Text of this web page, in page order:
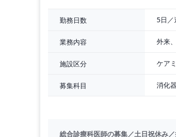
勤務日数 5日
業務内容 外来
施設区分 ケア
募集科目
総合診療科医師の募集／土日祝休み